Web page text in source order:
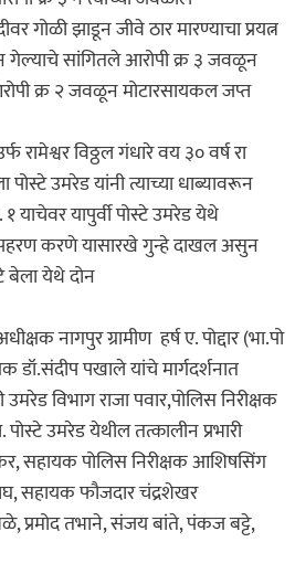
गोळी झाडून जीवे ठार मारण्याचा प्रयत्न
सांगितले आरोपी क्र ३ जवळून
क्र २ जवळून मोटारसायकल जप्त
रामेश्वर विठ्ठल गंधारे वय ३० वर्ष रा
उमरेड यांनी त्याच्या धाब्यावरून
यापुर्वी पोस्टे उमरेड येथे
करणे यासारखे गुन्हे दाखल असुन
बेला येथे दोन
नागपुर ग्रामीण हर्ष ए. पोद्दार (भा.पो
पखाले यांचे मार्गदर्शनात
विभाग राजा पवार,पोलिस निरीक्षक
उमरेड येथील तत्कालीन प्रभारी
सहायक पोलिस निरीक्षक आशिषसिंग
सहायक फौजदार चंद्रशेखर
प्रमोद तभाने, संजय बांते, पंकज बट्टे,